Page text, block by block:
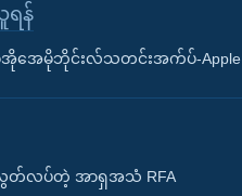
ရန်
အိုအေမိုဘိုင်းလ်သတင်းအက်ပ်-Apple
တ်လပ်တဲ့ အာရှအသံ RFA